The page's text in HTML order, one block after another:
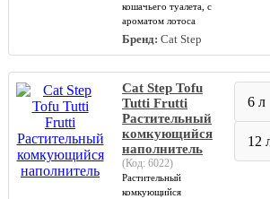
кошачьего туалета, с
ароматом лотоса
Бренд: Cat Step
Cat Step Tofu
Tutti Frutti
Растительный
комкующийся
наполнитель
(Код: 6022)
Растительный
комкующийся
6 л
12